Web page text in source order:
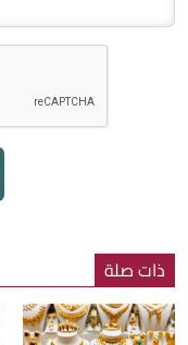
ذات صلة